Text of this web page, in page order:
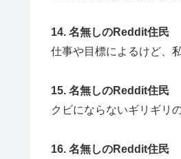
14. 名無しのReddit住民
仕事や目標によるけど、
15. 名無しのReddit住民
クビにならないギリギリ
16. 名無しのReddit住民